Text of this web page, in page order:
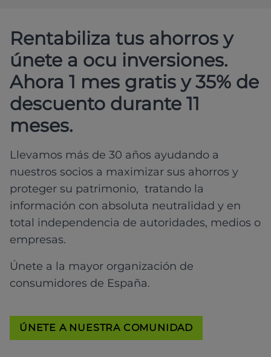
Rentabiliza tus ahorros y
únete a ocu inversiones.
Ahora 1 mes gratis y 35% de
descuento durante 11
meses.
Llevamos más de 30 años ayudando a
nuestros socios a maximizar sus ahorros y
proteger su patrimonio, tratando la
información con absoluta neutralidad y en
total independencia de autoridades, medios o
empresas.
Únete a la mayor organización de
consumidores de España.
ÚNETE A NUESTRA COMUNIDAD